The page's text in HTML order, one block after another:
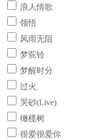
浪人情歌
领悟
风雨无阻
梦驼铃
梦醒时分
过火
哭砂(Live)
橄榄树
很爱很爱你